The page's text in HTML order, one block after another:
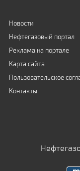
Новости
Нефтегазовый портал
Реклама на портале
Карта сайта
Пользовательское
Контакты